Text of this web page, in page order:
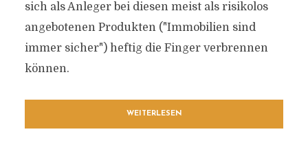
sich als Anleger bei diesen meist als risikolos
angebotenen Produkten ("Immobilien sind
immer sicher") heftig die Finger verbrennen
können.
WEITERLESEN